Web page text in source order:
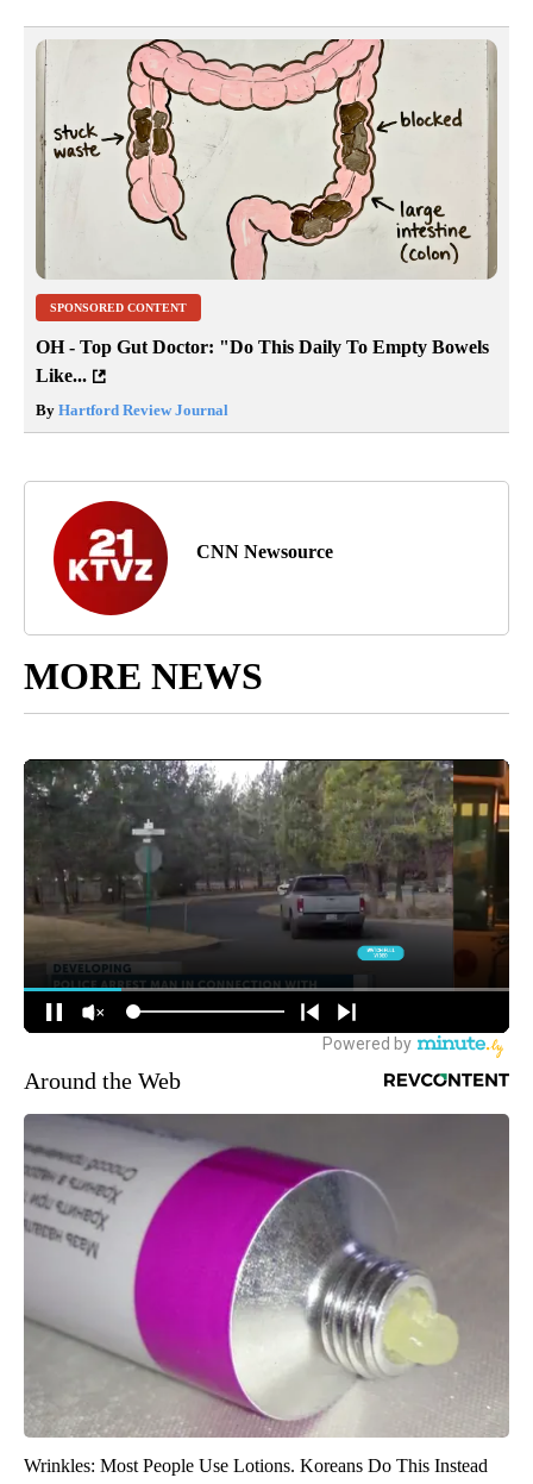
SPONSORED CONTENT
OH - Top Gut Doctor: "Do This Daily To Empty Bowels
Like...
By Hartford Review Journal
CNN Newsource
MORE NEWS
Around the Web
Wrinkles: Most People Use Lotions. Koreans Do This Instead